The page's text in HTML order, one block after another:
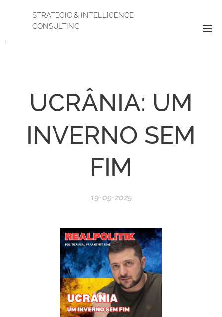
STRATEGIC & INTELLIGENCE
CONSULTING
.
UCRÂNIA: UM
INVERNO SEM
FIM
19-09-2025